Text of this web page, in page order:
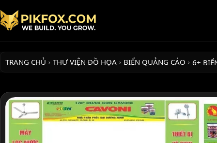
TRANG CHỦ › THƯ VIỆN ĐỒ HỌA › BIỂN QUẢNG CÁO › 6+